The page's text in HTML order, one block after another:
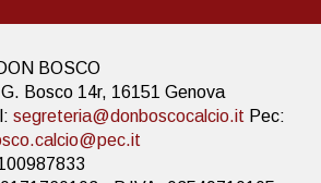
BOSCO
Bosco 14r, 16151 Genova
segreteria@donboscocalcio.it Pec: